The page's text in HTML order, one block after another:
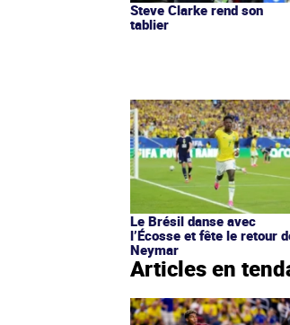
Steve Clarke rend son
tablier
Le Brésil danse avec
l’Écosse et fête le retour
Neymar
Articles en